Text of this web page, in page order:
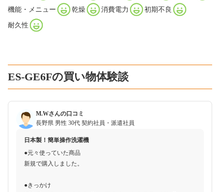
機能・メニュー 乾燥 消費電力 初期不良
耐久性
ES-GE6Fの買い物体験談
M.Wさんの口コミ
長野県 男性 30代 契約社員・派遣社員
日本製！簡単操作洗濯機
●元々使っていた商品
新規で購入しました。
●きっかけ